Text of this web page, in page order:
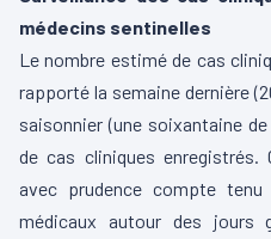
médecins sentinelles
Le nombre estimé de cas
rapporté la semaine dernière
saisonnier (une soixantaine
de cas cliniques
avec prudence compte
médicaux autour des jours